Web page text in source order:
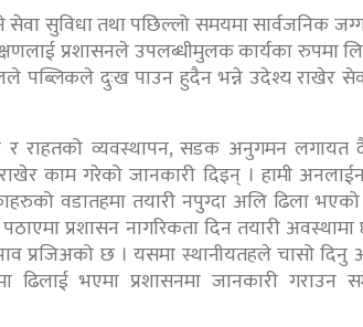
सेवा सुविधा तथा पछिल्लो समयमा सार्वजनिक
प्रशासनले उपलब्धीमुलक कार्यका रुपमा
पब्लिकले दुःख पाउन हुदैन भन्ने उदेश्य राखेर
र राहतको व्यवस्थापन, सडक अनुगमन लगायत
काम गरेको जानकारी दिइन् । हामी
वडातहमा तयारी नपुग्दा अलि ढिला
प्रशासन नागरिकता दिन तयारी
सुझाव प्रजिअको छ । यसमा स्थानीयतहले चासो
ढिलाई भएमा प्रशासनमा जानकारी